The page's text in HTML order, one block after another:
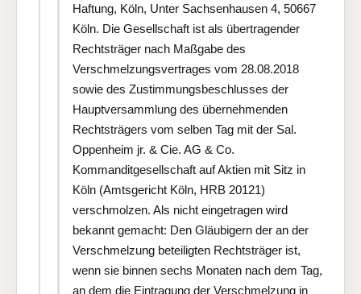
Haftung, Köln, Unter Sachsenhausen 4, 50667
Köln. Die Gesellschaft ist als übertragender
Rechtsträger nach Maßgabe des
Verschmelzungsvertrages vom 28.08.2018
sowie des Zustimmungsbeschlusses der
Hauptversammlung des übernehmenden
Rechtsträgers vom selben Tag mit der Sal.
Oppenheim jr. & Cie. AG & Co.
Kommanditgesellschaft auf Aktien mit Sitz in
Köln (Amtsgericht Köln, HRB 20121)
verschmolzen. Als nicht eingetragen wird
bekannt gemacht: Den Gläubigern der an der
Verschmelzung beteiligten Rechtsträger ist,
wenn sie binnen sechs Monaten nach dem Tag,
an dem die Eintragung der Verschmelzung in